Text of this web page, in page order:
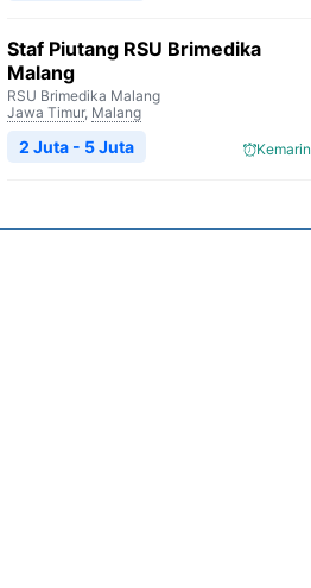
Staf Piutang RSU Brimedika
Malang
RSU Brimedika Malang
Jawa Timur, Malang
Kemarin
2 Juta - 5 Juta